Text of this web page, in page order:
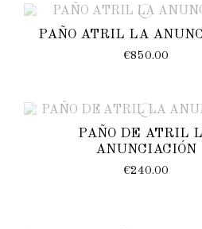
PAÑO ATRIL LA
€850.00
PAÑO DE ATRIL
ANUNCIACIÓN
€240.00